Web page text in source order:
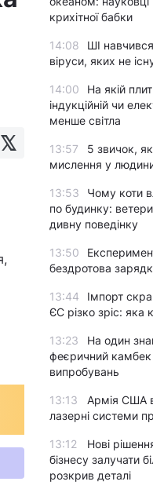
крихітної бабки
14:08
ШІ
віруси, яких не
14:00
На якій
індукційній чи
менше світла
13:57
5 звичок,
мислення у
13:53
Чому коти
по будинку:
дивну поведінку
13:50
бездротова
13:44
Імпорт
ЄС різко зріс: яка
13:23
На один
феєричний камбек
випробувань
13:13
Армія США
лазерні системи
13:12
Нові
бізнесу залучати
розкрив деталі